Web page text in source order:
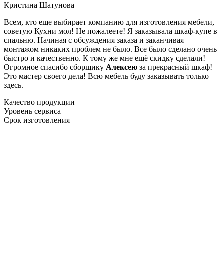
Кристина Шатунова
Всем, кто еще выбирает компанию для изготовления мебели,
советую Кухни мол! Не пожалеете! Я заказывала шкаф-купе в
спальню. Начиная с обсуждения заказа и заканчивая
монтажом никаких проблем не было. Все было сделано очень
быстро и качественно. К тому же мне ещё скидку сделали!
Огромное спасибо сборщику Алексею за прекрасный шкаф!
Это мастер своего дела! Всю мебель буду заказывать только
здесь.
Качество продукции
Уровень сервиса
Срок изготовления